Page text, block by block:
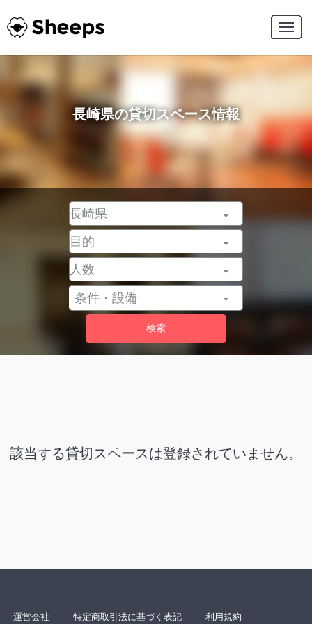
長崎県の貸切スペース情報
条件・設備
該当する貸切スペースは登録されていません。
運営会社 特定商取引法に基づく表記 利用規約